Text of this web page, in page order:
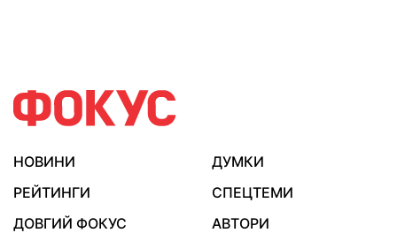
НОВИНИ
ДУМКИ
РЕЙТИНГИ
СПЕЦТЕМИ
ДОВГИЙ ФОКУС
АВТОРИ